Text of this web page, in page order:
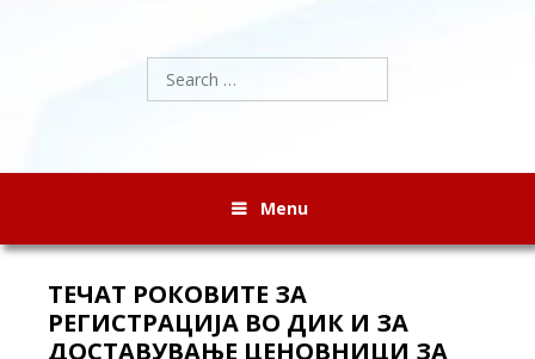
Search
for:
Menu
ТЕЧАТ РОКОВИТЕ ЗА
РЕГИСТРАЦИЈА ВО ДИК И ЗА
ДОСТАВУВАЊЕ ЦЕНОВНИЦИ ЗА